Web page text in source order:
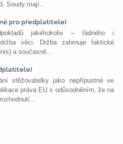
Soudy mají...
pro předplatitele)
jakéhokoliv – řádného i
věci. Držba zahrnuje faktické
a současně...
stěžovatelky jako nepřípustné ve
práva EU s odůvodněním, že na